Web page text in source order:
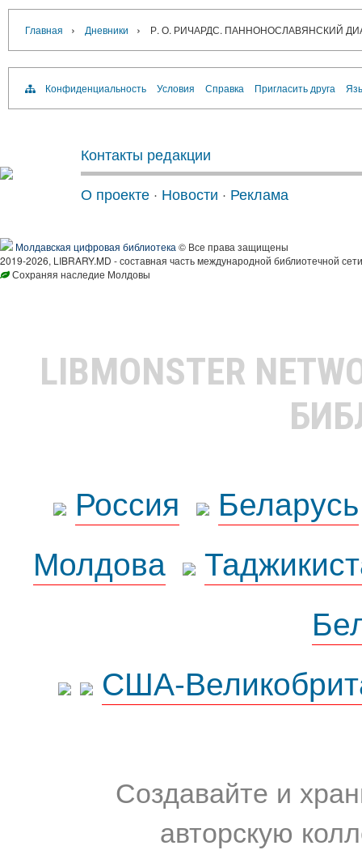
Главная › Дневники › Р. О. РИЧАРДС. ПАННОНОСЛАВЯНСКИЙ
Конфиденциальность Условия Справка Пригласить друга
Контакты редакции
О проекте · Новости · Реклама
Молдавская цифровая библиотека © Все права защищены
2019-2026, LIBRARY.MD - составная часть международной библиотечной
Сохраняя наследие Молдовы
LIBMONSTER
Россия
Беларусь
Молдова
США-
Создавайте и
авторскую